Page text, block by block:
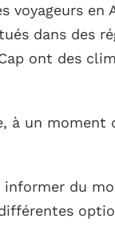
voyageurs en
dans des
ont des
à un moment
informer du